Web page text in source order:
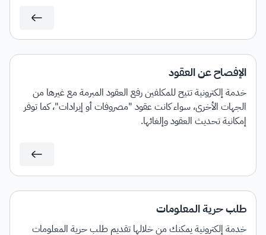
الإفصاح عن العقود
خدمة إلكترونية تتيح للمكلفين رفع العقود المبرمة مع غيرها من
الجهات الأخرى، سواء كانت عقود "مصروفات أو إيرادات"، كما توفر
إمكانية تحديث العقود وإلغائها.
طلب حرية المعلومات
خدمة إلكترونية يمكنك من خلالها تقديم طلب حرية المعلومات